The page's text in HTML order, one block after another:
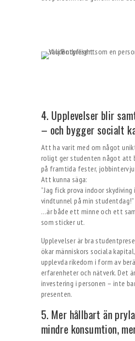
4. Upplevelser blir
– och bygger socialt
Att ha varit med om något
roligt ger studenten något att
på framtida fester,
Att kunna säga:
”Jag fick prova indoor skydiving
vindtunnel på min studentdag!”
…är både ett minne och ett
som sticker ut.
Upplevelser är bra
ökar människors sociala
upplevda rikedom i form av
erfarenheter och nätverk. Det
investering i personen – inte
presenten.
5. Mer hållbart än
mindre konsumtion,